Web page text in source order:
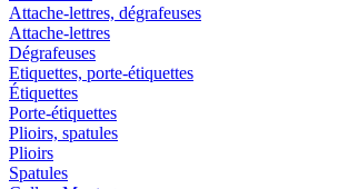
Attache-lettres, dégrafeuses
Attache-lettres
Dégrafeuses
Etiquettes, porte-étiquettes
Étiquettes
Porte-étiquettes
Plioirs, spatules
Plioirs
Spatules